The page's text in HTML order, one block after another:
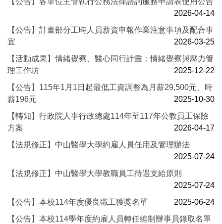
2026-04-14
【公告】計畫部分工時人員薪資申報作業注意事項及配合事
宜
2026-03-25
【活動成果】情緒覺察、醫心同行計畫：情緒覺察與壓力管
理工作坊
2025-12-22
【公告】115年1月1日起最低工資調整為月薪29,500元、時
薪196元
2025-10-30
【轉知】行政院人事行政總處114年至117年公教員工保險
方案
2026-04-17
【法規修正】中山醫學大學約雇人員任用及管理辦法
2025-07-24
【法規修正】中山醫學大學教職員工待遇支給原則
2025-07-24
【公告】本校114年度優良職工獲獎名單
2025-06-24
【公告】本校114學年度約雇人員轉任編制辦事員錄取名單